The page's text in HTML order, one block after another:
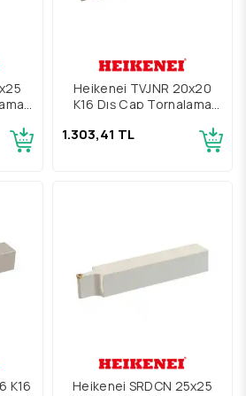
Heikenei TVJNR 20x20
K16 Dış Çap Tornalama
1.303,41 TL
K16
Heikenei SRDCN 25x25